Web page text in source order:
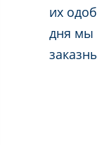
их
дня мы